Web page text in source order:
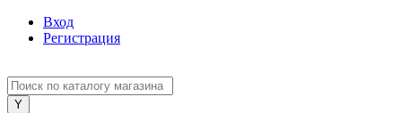
Вход
Регистрация